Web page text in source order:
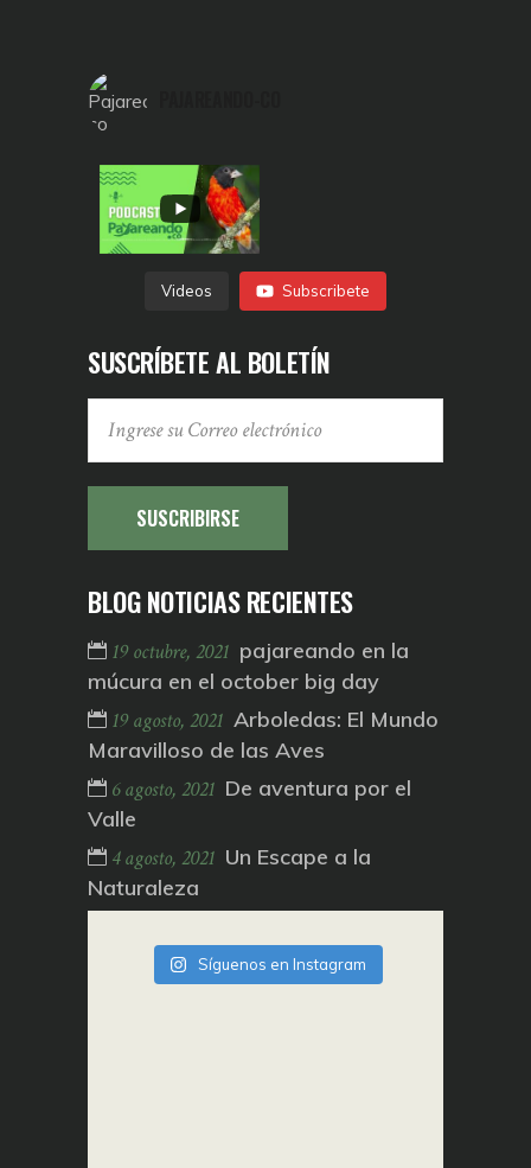
Videos Subscribete
SUSCRÍBETE AL BOLETÍN
SUSCRIBIRSE
BLOG NOTICIAS RECIENTES
19 octubre, 2021 pajareando en la
múcura en el october big day
19 agosto, 2021 Arboledas: El Mundo
Maravilloso de las Aves
6 agosto, 2021 De aventura por el
Valle
4 agosto, 2021 Un Escape a la
Naturaleza
Síguenos en Instagram